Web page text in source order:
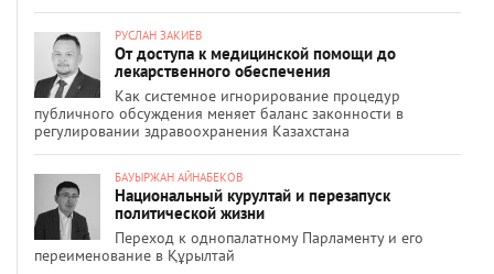
РУСЛАН ЗАКИЕВ
От доступа к медицинской помощи до
лекарственного обеспечения
Как системное игнорирование процедур
публичного обсуждения меняет баланс законности в
регулировании здравоохранения Казахстана
БАУЫРЖАН АЙНАБЕКОВ
Национальный курултай и перезапуск
политической жизни
Переход к однопалатному Парламенту и его
переименование в Құрылтай